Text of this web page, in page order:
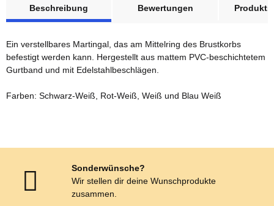
Beschreibung
Bewertungen
Ein verstellbares Martingal, das am Mittelring des Brustkorbs
befestigt werden kann. Hergestellt aus mattem PVC-beschichtetem
Gurtband und mit Edelstahlbeschlägen.
Farben: Schwarz-Weiß, Rot-Weiß, Weiß und Blau Weiß
Sonderwünsche?
Wir stellen dir deine Wunschprodukte
zusammen.